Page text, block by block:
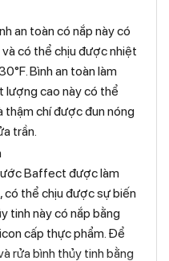
an toàn có nắp này có
và có thể chịu được nhiệt
Bình an toàn làm
lượng cao này có thể
thậm chí được đun nóng
trần.
Baffect được làm
thể chịu được sự biến
tinh này có nắp bằng
cấp thực phẩm. Để
rửa bình thủy tinh bằng